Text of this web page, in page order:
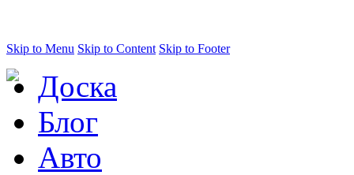
Skip to Menu Skip to Content Skip to Footer
Доска
Блог
Авто